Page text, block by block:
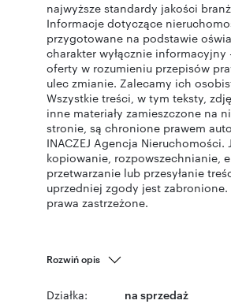
najwyższe standardy jakości
Informacje dotyczące
przygotowane na podstawie
charakter wyłącznie informacyjny
oferty w rozumieniu przepisów
ulec zmianie. Zalecamy ich
Wszystkie treści, w tym teksty,
inne materiały zamieszczone na
stronie, są chronione prawem
INACZEJ Agencja Nieruchomości.
kopiowanie, rozpowszechnianie,
przetwarzanie lub przesyłanie
uprzedniej zgody jest zabronione.
prawa zastrzeżone.
Rozwiń opis
Działka: na sprzedaż